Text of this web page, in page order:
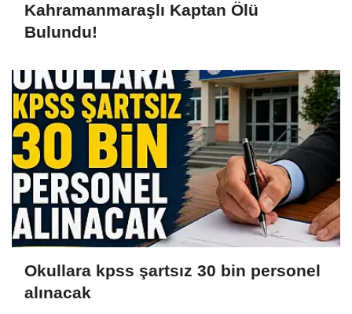
Kahramanmaraşlı Kaptan Ölü
Bulundu!
Okullara kpss şartsız 30 bin personel
alınacak